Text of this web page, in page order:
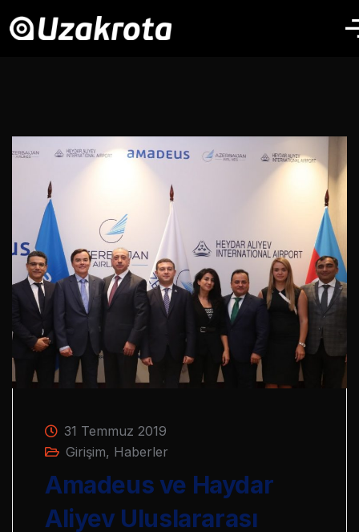
31 Temmuz 2019
Girişim, Haberler
Amadeus ve Haydar
Aliyev Uluslararası